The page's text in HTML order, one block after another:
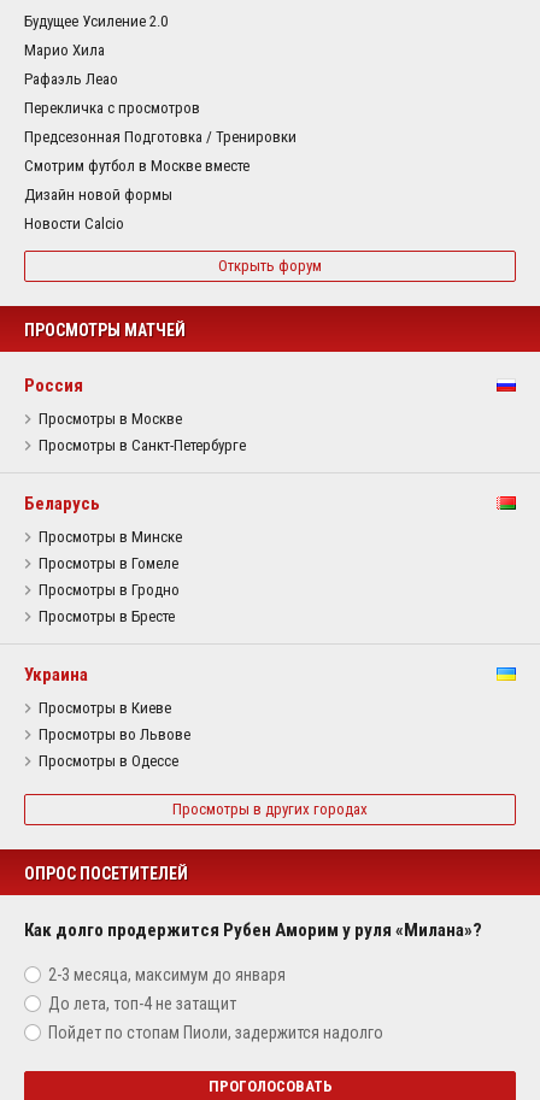
Будущее Усиление 2.0
Марио Хила
Рафаэль Леао
Перекличка с просмотров
Предсезонная Подготовка / Тренировки
Смотрим футбол в Москве вместе
Дизайн новой формы
Новости Calcio
Открыть форум
ПРОСМОТРЫ МАТЧЕЙ
Россия
Просмотры в Москве
Просмотры в Санкт-Петербурге
Беларусь
Просмотры в Минске
Просмотры в Гомеле
Просмотры в Гродно
Просмотры в Бресте
Украина
Просмотры в Киеве
Просмотры во Львове
Просмотры в Одессе
Просмотры в других городах
ОПРОС ПОСЕТИТЕЛЕЙ
Как долго продержится Рубен Аморим у руля «Милана»?
2-3 месяца, максимум до января
До лета, топ-4 не затащит
Пойдет по стопам Пиоли, задержится надолго
ПРОГОЛОСОВАТЬ